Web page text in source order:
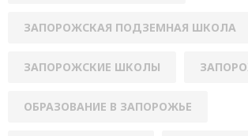
ЗАПОРОЖСКАЯ ПОДЗЕМНАЯ ШКОЛА
ЗАПОРОЖСКИЕ ШКОЛЫ
ОБРАЗОВАНИЕ В ЗАПОРОЖЬЕ